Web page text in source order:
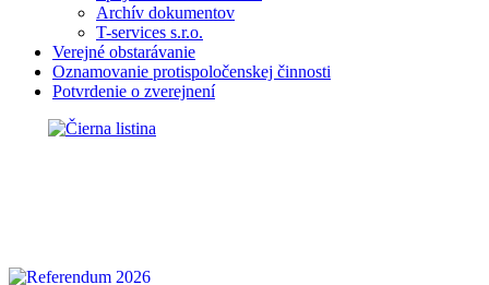
Archív dokumentov
T-services s.r.o.
Verejné obstarávanie
Oznamovanie protispoločenskej činnosti
Potvrdenie o zverejnení